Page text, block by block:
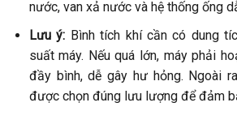
nước, van xả nước và hệ thống ống
Lưu ý: Bình tích khí cần có dung
suất máy. Nếu quá lớn, máy phải
đầy bình, dễ gây hư hỏng. Ngoài
được chọn đúng lưu lượng để đảm